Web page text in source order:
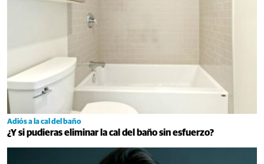
Adiós a la cal del baño
¿Y si pudieras eliminar la cal del baño sin esfuerzo?